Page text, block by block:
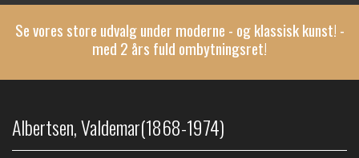
Se vores store udvalg under moderne - og klassisk kunst! -
med 2 års fuld ombytningsret!
Albertsen, Valdemar(1868-1974)